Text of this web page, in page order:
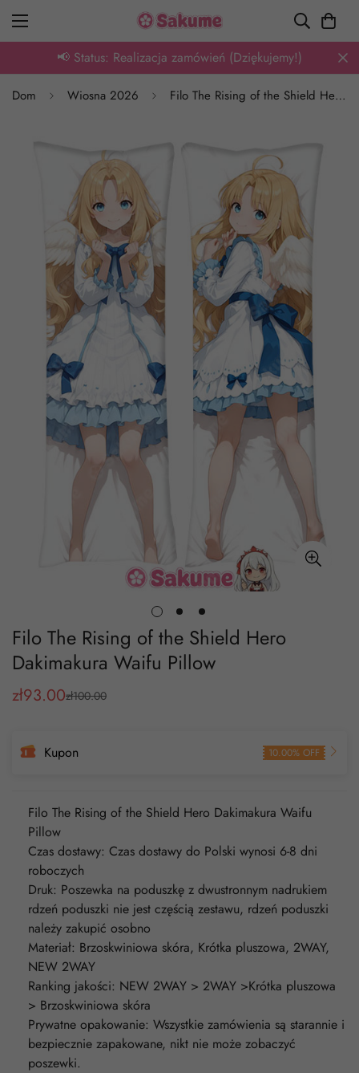
🎁 Oferta: Tysiące wzorów z super rabatem
Dom Wiosna 2026 Filo The Rising of the Shield Hero Dakimakura Waifu Pillow
Filo The Rising of the Shield Hero
Dakimakura Waifu Pillow
Cena
zł93.00
Cena
zł100.00
Kupon 10.00% OFF
Filo The Rising of the Shield Hero Dakimakura Waifu
Pillow
Czas dostawy: Czas dostawy do Polski wynosi 6-8 dni
roboczych
Druk: Poszewka na poduszkę z dwustronnym nadrukiem
rdzeń poduszki nie jest częścią zestawu, rdzeń poduszki
należy zakupić osobno
Materiał: Brzoskwiniowa skóra, Krótka pluszowa, 2WAY,
NEW 2WAY
Ranking jakości: NEW 2WAY > 2WAY >Krótka pluszowa
> Brzoskwiniowa skóra
Prywatne opakowanie: Wszystkie zamówienia są starannie i
bezpiecznie zapakowane, nikt nie może zobaczyć
poszewki.